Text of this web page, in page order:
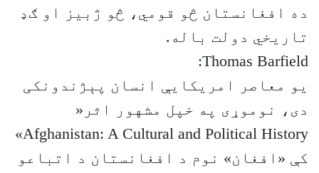
ده افغانستان څو قومي، څو ژبیز او ګډ
تاریخي دولت باله.
Thomas Barfield:
یو معاصر امریکایې انسان پېژندونکی
دی، نوموړی په خپل مشهور اثر«
Afghanistan: A Cultural and Political History»
کې «افغان» نوم د افغانستان د اتباعو